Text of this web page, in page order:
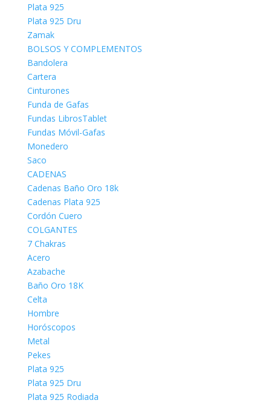
Plata 925
Plata 925 Dru
Zamak
BOLSOS Y COMPLEMENTOS
Bandolera
Cartera
Cinturones
Funda de Gafas
Fundas LibrosTablet
Fundas Móvil-Gafas
Monedero
Saco
CADENAS
Cadenas Baño Oro 18k
Cadenas Plata 925
Cordón Cuero
COLGANTES
7 Chakras
Acero
Azabache
Baño Oro 18K
Celta
Hombre
Horóscopos
Metal
Pekes
Plata 925
Plata 925 Dru
Plata 925 Rodiada